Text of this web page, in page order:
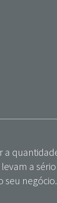
a
a
seu negócio.